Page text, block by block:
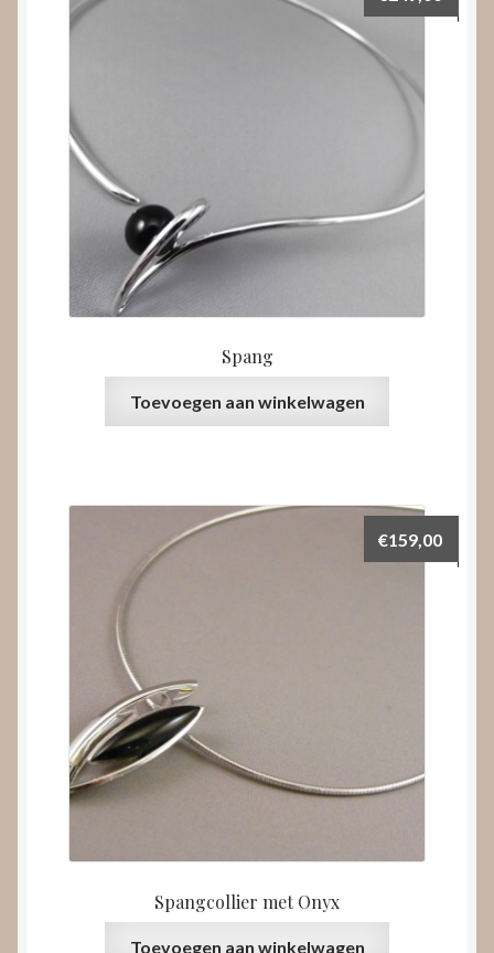
Spang
Toevoegen aan winkelwagen
Spangcollier met Onyx
€159,00
Toevoegen aan winkelwagen